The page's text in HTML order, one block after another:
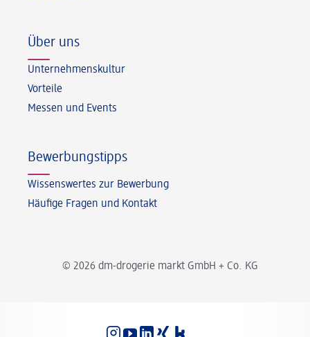
© 2026 dm-drogerie markt GmbH + Co. KG
Über uns
Unternehmenskultur
Vorteile
Messen und Events
Bewerbungstipps
Wissenswertes zur Bewerbung
Häufige Fragen und Kontakt